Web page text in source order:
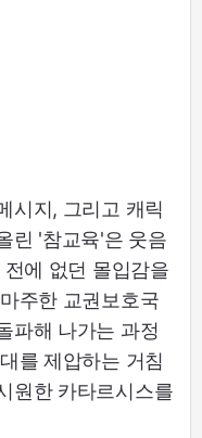
시지, 그리고 캐릭
린 '참교육​'은 웃음
에 없던 몰입감을
주한 교권보호국
파해 나가는 과정
를 제압하는 거침
원한 카타르시스를